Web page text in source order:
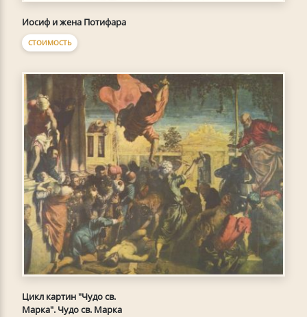
Иосиф и жена Потифара
СТОИМОСТЬ
Цикл картин "Чудо св.
Марка". Чудо св. Марка